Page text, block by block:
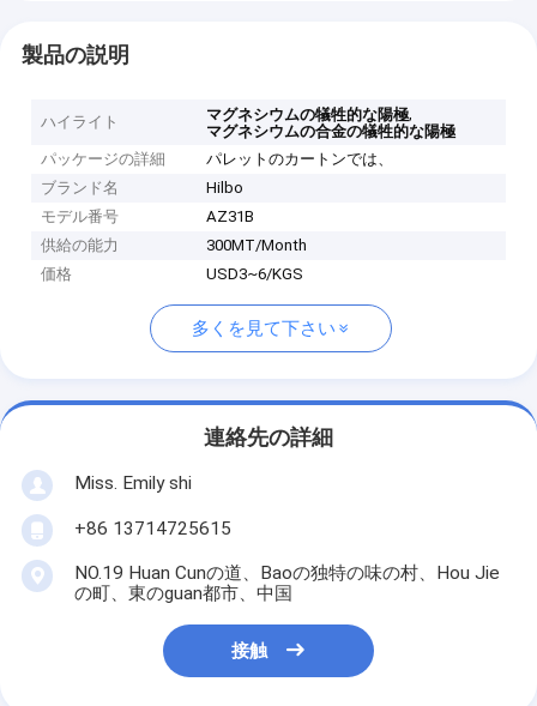
製品の説明
ハイライト マグネシウムの犠牲的な陽極,
マグネシウムの合金の犠牲的な陽極
パッケージの詳細
パレットのカートンでは、
ブランド名
Hilbo
モデル番号
AZ31B
供給の能力
300MT/Month
価格
USD3~6/KGS
多くを見て下さい
連絡先の詳細
Miss. Emily shi
+86 13714725615
NO.19 Huan Cunの道、Baoの独特の味の村、Hou Jie
の町、東のguan都市、中国
接触